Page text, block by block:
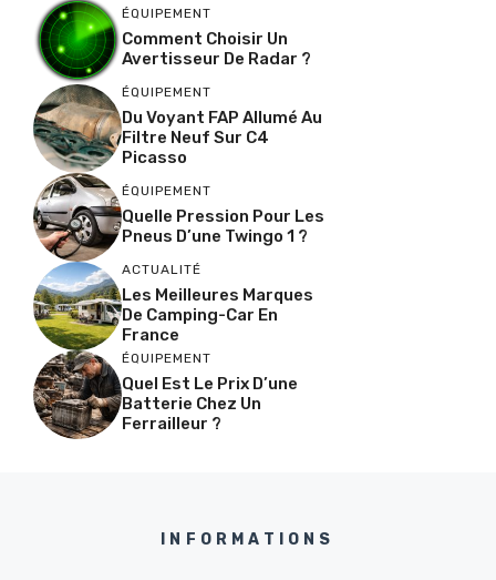
ÉQUIPEMENT
Comment Choisir Un
Avertisseur De Radar ?
ÉQUIPEMENT
Du Voyant FAP Allumé Au
Filtre Neuf Sur C4
Picasso
ÉQUIPEMENT
Quelle Pression Pour Les
Pneus D’une Twingo 1 ?
ACTUALITÉ
Les Meilleures Marques
De Camping-Car En
France
ÉQUIPEMENT
Quel Est Le Prix D’une
Batterie Chez Un
Ferrailleur ?
INFORMATIONS